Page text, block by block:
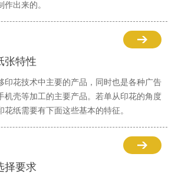
出来的。
张特性
印花技术中主要的产品，同时也是各种广告
机壳等加工的主要产品。若单从印花的角度
花纸需要有下面这些基本的特征。
择要求